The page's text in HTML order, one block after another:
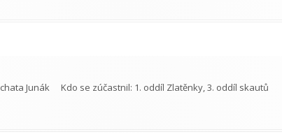
chata Junák Kdo se zúčastnil: 1. oddíl Zlatěnky, 3. oddíl skautů